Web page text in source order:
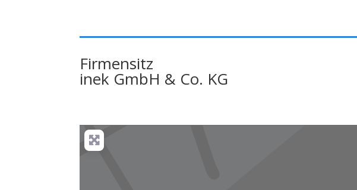
Firmensitz
inek GmbH & Co. KG